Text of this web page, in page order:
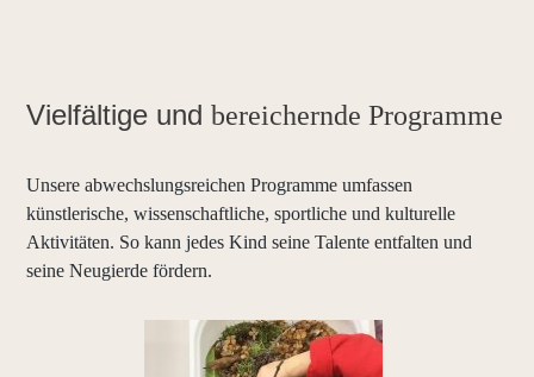
Vielfältige undbereichernde Programme
Unsere abwechslungsreichen Programme umfassen
künstlerische, wissenschaftliche, sportliche und kulturelle
Aktivitäten. So kann jedes Kind seine Talente entfalten und
seine Neugierde fördern.